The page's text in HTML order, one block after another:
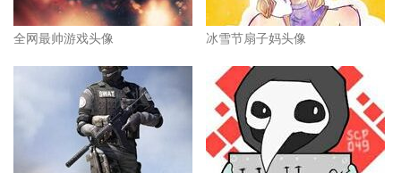
全网最帅游戏头像 冰雪节扇子妈头像